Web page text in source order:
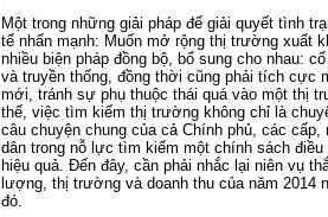
Một trong những giải pháp để giải quyết tình
tế nhấn mạnh: Muốn mở rộng thị trường xuất
nhiều biện pháp đồng bộ, bổ sung cho nhau:
và truyền thống, đồng thời cũng phải tích cực
mới, tránh sự phụ thuộc thái quá vào một thị
thế, việc tìm kiếm thị trường không chỉ là
câu chuyện chung của cả Chính phủ, các
dân trong nỗ lực tìm kiếm một chính sách
hiệu quả. Ðến đây, cần phải nhắc lại niên vụ
lượng, thị trường và doanh thu của năm
đó.